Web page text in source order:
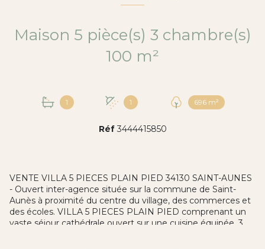
Maison 5 pièce(s) 3 chambre(s)
100 m²
1 1 696 m²
Réf3444415850
VENTE VILLA 5 PIECES PLAIN PIED 34130 SAINT-AUNES
- Ouvert inter-agence située sur la commune de Saint-
Aunès à proximité du centre du village, des commerces et
des écoles. VILLA 5 PIECES PLAIN PIED comprenant un
vaste séjour cathédrale ouvert sur une cuisine équipée, 3